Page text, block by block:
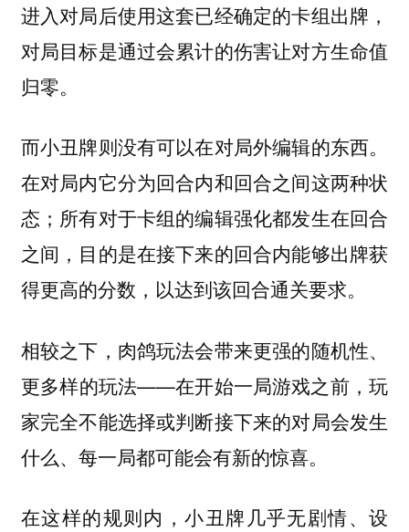
进入对局后使用这套已经确定的卡组出牌，
对局目标是通过会累计的伤害让对方生命值
归零。
而小丑牌则没有可以在对局外编辑的东西。
在对局内它分为回合内和回合之间这两种状
态；所有对于卡组的编辑强化都发生在回合
之间，目的是在接下来的回合内能够出牌获
得更高的分数，以达到该回合通关要求。
相较之下，肉鸽玩法会带来更强的随机性、
更多样的玩法——在开始一局游戏之前，玩
家完全不能选择或判断接下来的对局会发生
什么、每一局都可能会有新的惊喜。
在这样的规则内，小丑牌几乎无剧情、设